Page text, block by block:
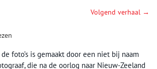
Volgend verhaal →
foto’s is gemaakt door een niet bij naam
die na de oorlog naar Nieuw-Zeeland